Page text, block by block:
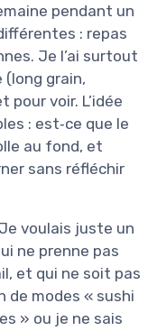
pendant un
: repas
Je l’ai surtout
(long grain,
voir. L’idée
: est‑ce que le
au fond, et
sans réfléchir
voulais juste un
ne prenne pas
et qui ne soit pas
de modes « sushi
» ou je ne sais